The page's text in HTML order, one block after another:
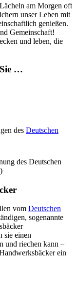
am Morgen oft
unser Leben mit
genießen.
Gemeinschaft!
und leben, die
…
des Deutschen
des Deutschen
vom Deutschen
sogenannte
sie einen
und riechen kann –
ein